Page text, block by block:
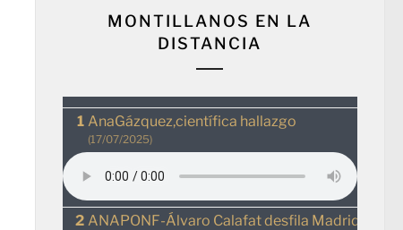
MONTILLANOS EN LA
DISTANCIA
AnaGázquez,científica hallazgo
(17/07/2025)
ANAPONF-Álvaro Calafat desfila MadridRio